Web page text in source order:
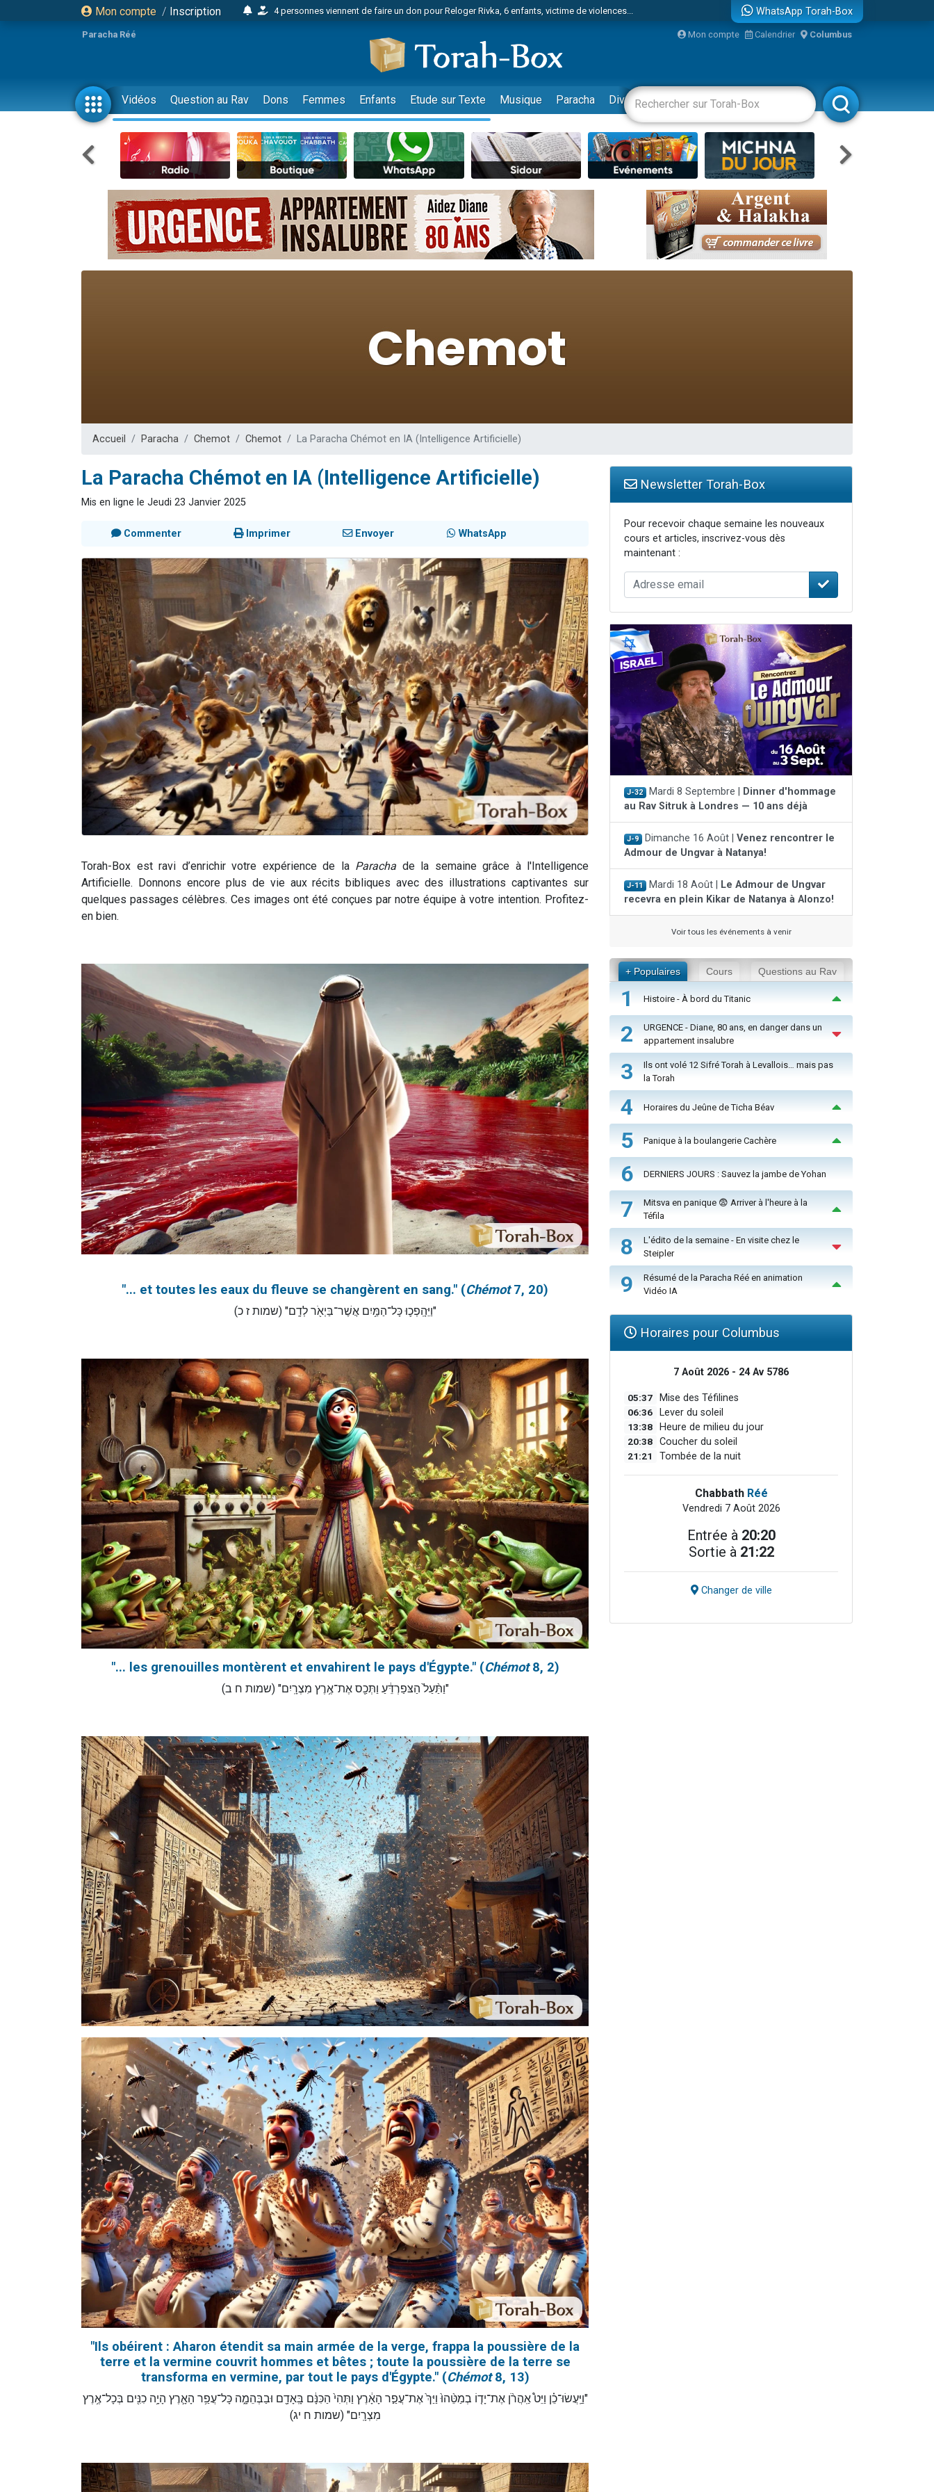
Mon compte / Inscription
4 personnes viennent de faire un don pour Reloger Rivka, 6 enfants, victime de violences...
17 personnes viennent de demander une bénédiction
4 personnes viennent de nous rejoindre sur WhatsApp
Il reste 49 places pour étudier en groupe sur Zoom
23 personnes viennent de faire un don pour Diane, 80 ans, dans un appartement insalubre
Eva vient de donner son Maasser
4 personnes viennent de nous rejoindre sur WhatsApp
3 personnes viennent de nous rejoindre sur WhatsApp
3 personnes viennent de faire un don pour 5 jours de vacances aux Orphelins
Odaya vient de donner son Maasser
2 personnes viennent de nous rejoindre sur WhatsApp
13 personnes viennent de demander une bénédiction
3 personnes viennent de nous rejoindre sur WhatsApp
2 personnes viennent de nous rejoindre sur WhatsApp
WhatsApp Torah-Box
Paracha Réé Mon compte Calendrier Columbus
Vidéos Question au Rav Dons Femmes Enfants Etude sur Texte Musique Paracha Divertissements Livres Rabbanim
Accueil Paracha Chemot Chemot La Paracha Chémot en IA (Intelligence Artificielle)
La Paracha Chémot en IA (Intelligence Artificielle)
Mis en ligne le Jeudi 23 Janvier 2025
Commenter Imprimer Envoyer WhatsApp
Torah-Box est ravi d’enrichir votre expérience de laParacha de la semaine grâce à l'Intelligence
Artificielle. Donnons encore plus de vie aux récits bibliques avec des illustrations captivantes sur
quelques passages célèbres. Ces images ont été conçues par notre équipe à votre intention. Profitez-
en bien.
"... et toutes les eaux du fleuve se changèrent en sang." (Chémot7, 20)
"וַיֵּהָֽפְכ֛וּ כָּל־הַמַּ֥יִם אֲשֶׁר־בַּיְאֹ֖ר לְדָֽם" (שמות ז כ)
"... les grenouilles montèrent et envahirent le pays d'Égypte." (Chémot8, 2)
"וַתַּ֨עַל֙ הַצּפַרְדֵּ֔עַ וַתְּכַ֖ס אֶת־אֶ֥רֶץ מִצְרָֽיִם" (שמות ח ב)
"Ils obéirent : Aharon étendit sa main armée de la verge, frappa la poussière de la
terre et la vermine couvrit hommes et bêtes ; toute la poussière de la terre se
transforma en vermine, par tout le pays d'Égypte." (Chémot8, 13)
"וַיַּֽעֲשׂוּ־כֵ֗ן וַיֵּט֩ אַֽהֲרֹ֨ן אֶת־יָד֤וֹ בְמַטֵּ֨הוּ֙ וַיַּךְ֙ אֶת־עֲפַ֣ר הָאָ֔רֶץ וַתְּהִי֙ הַכִּנָּ֔ם בָּֽאָדָ֖ם וּבַבְּהֵמָ֑ה כָּל־עֲפַ֥ר הָאָ֛רֶץ הָיָ֥ה כִנִּ֖ים בְּכָל־אֶ֥רֶץ
מִצְרָֽיִם" (שמות ח יג)
Newsletter Torah-Box
Pour recevoir chaque semaine les nouveaux
cours et articles, inscrivez-vous dès
maintenant :
J-32 Mardi 8 Septembre |
Dinner d'hommage
au Rav Sitruk à Londres — 10 ans déjà
J-9 Dimanche 16 Août | Venez rencontrer le
Admour de Ungvar à Natanya!
J-11 Mardi 18 Août |
Le Admour de Ungvar
recevra en plein Kikar de Natanya à Alonzo!
Voir tous les événements à venir
+ Populaires Cours Questions au Rav
1 Histoire - À bord du Titanic
2
URGENCE - Diane, 80 ans, en danger dans un
appartement insalubre
3
Ils ont volé 12 Sifré Torah à Levallois… mais pas
la Torah
4 Horaires du Jeûne de Ticha Béav
5 Panique à la boulangerie Cachère
6 DERNIERS JOURS : Sauvez la jambe de Yohan
7
Mitsva en panique 😨 Arriver à l'heure à la
Téfila
8
L'édito de la semaine - En visite chez le
Steipler
9
Résumé de la Paracha Réé en animation
Vidéo IA
Horaires pour Columbus
7 Août 2026 - 24 Av 5786
05:37 Mise des Téfilines
06:36 Lever du soleil
13:38 Heure de milieu du jour
20:38 Coucher du soleil
21:21 Tombée de la nuit
Chabbath Réé
Vendredi 7 Août 2026
Entrée à 20:20
Sortie à 21:22
Changer de ville